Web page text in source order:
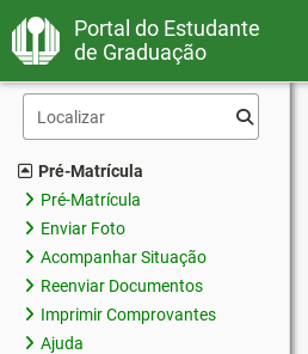
Portal do Estudante
de Graduação
Pré-Matrícula
Pré-Matrícula
Enviar Foto
Acompanhar Situação
Reenviar Documentos
Imprimir Comprovantes
Ajuda